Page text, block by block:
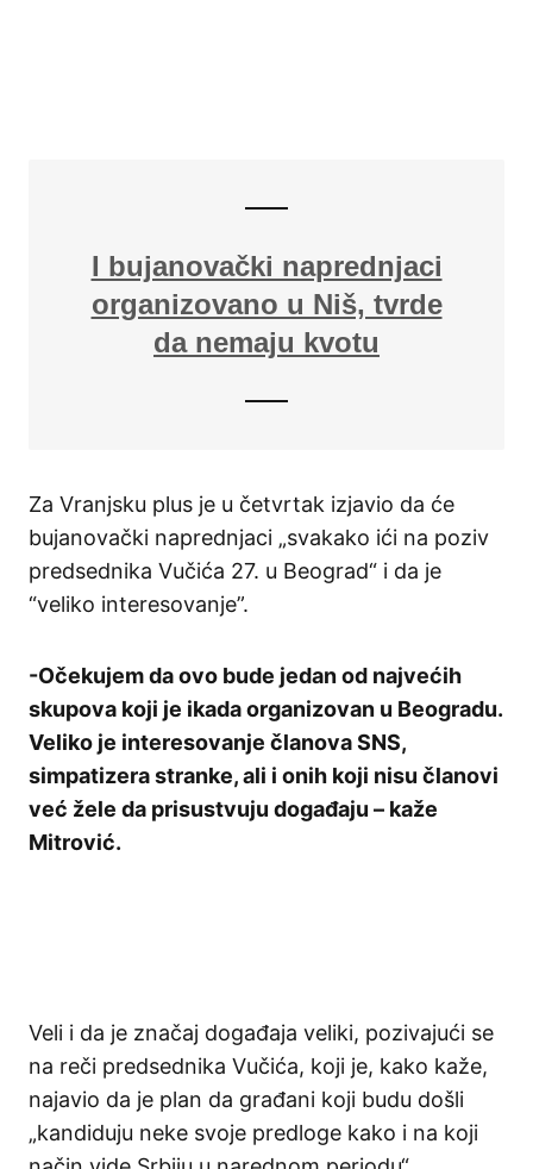
I bujanovački naprednjaci
organizovano u Niš, tvrde
da nemaju kvotu
Za Vranjsku plus je u četvrtak izjavio da će
bujanovački naprednjaci „svakako ići na poziv
predsednika Vučića 27. u Beograd“ i da je
“veliko interesovanje”.
-Očekujem da ovo bude jedan od najvećih
skupova koji je ikada organizovan u Beogradu.
Veliko je interesovanje članova SNS,
simpatizera stranke, ali i onih koji nisu članovi
već žele da prisustvuju događaju – kaže
Mitrović.
Veli i da je značaj događaja veliki, pozivajući se
na reči predsednika Vučića, koji je, kako kaže,
najavio da je plan da građani koji budu došli
„kandiduju neke svoje predloge kako i na koji